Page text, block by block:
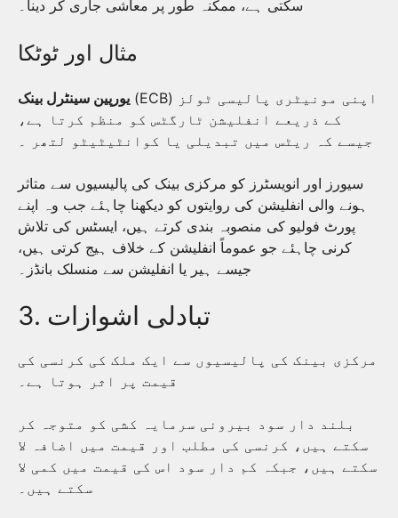
سکتی ہے، ممکنہ طور پر معاشی جاری کر دینا۔
مثال اور ٹوٹکا
یورپین سینٹرل بینک (ECB) اپنی مونیٹری پالیسی ٹولز
کے ذریعے انفلیشن ٹارگٹس کو منظم کرتا ہے،
جیسے کہ ریٹس میں تبدیلی یا کوانٹیٹیٹو لتھر ۔
سیورز اور انویسٹرز کو مرکزی بینک کی پالیسیوں سے متاثر
ہونے والی انفلیشن کی روایتوں کو دیکھنا چاہئے جب وہ اپنے
پورٹ فولیو کی منصوبہ بندی کرتے ہیں، ایسٹس کی تلاش
کرنی چاہئے جو عموماً انفلیشن کے خلاف ہیج کرتی ہیں،
جیسے ہیر یا انفلیشن سے منسلک بانڈز۔
3. تبادلی اشوازات
مرکزی بینک کی پالیسیوں سے ایک ملک کی کرنسی کی
بلند دار سود بیرونی سرمایہ کشی کو متوجہ کر
سکتے ہیں، کرنسی کی مطلب اور قیمت میں اضافہ لا
سکتے ہیں، جبکہ کم دار سود اس کی قیمت میں کمی لا
سکتے ہیں۔